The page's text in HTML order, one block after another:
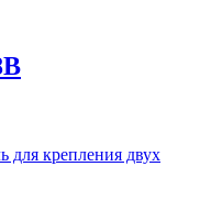
крепления двух